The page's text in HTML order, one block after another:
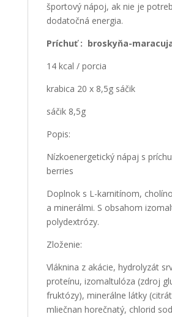
športový nápoj, ak nie je
dodatočná energia.
Príchuť : broskyňa-
14 kcal / porcia
krabica 20 x 8,5g sáčik
sáčik 8,5g
Popis:
Nízkoenergetický nápaj s
berries
Doplnok s L-karnitínom,
a minerálmi. S obsahom
polydextrózy.
Zloženie:
Vláknina z akácie, hydrolyzát
proteínu, izomaltulóza (zdroj
fruktózy), minerálne látky
mliečnan horečnatý, chlorid